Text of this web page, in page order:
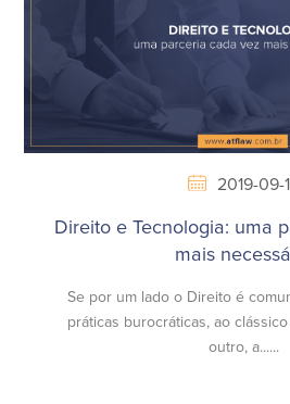
2019-09-
Direito e Tecnologia: uma
mais
Se por um lado o Direito é
práticas burocráticas, ao
outro, a......